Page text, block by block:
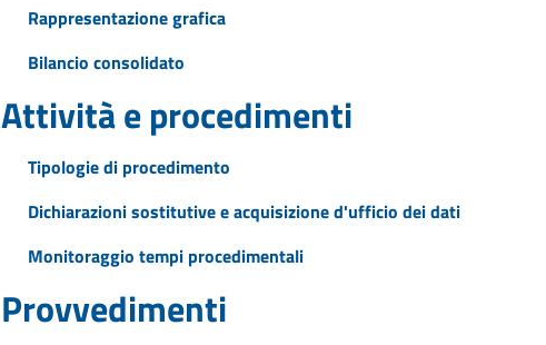
Rappresentazione grafica
Bilancio consolidato
Attività e procedimenti
Tipologie di procedimento
Dichiarazioni sostitutive e acquisizione d'ufficio dei dati
Monitoraggio tempi procedimentali
Provvedimenti